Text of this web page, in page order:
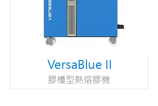
VersaBlue II
膠槽型熱熔膠機